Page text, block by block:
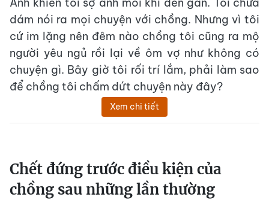
dám nói ra mọi chuyện với chồng. Nhưng vì tôi
cứ im lặng nên đêm nào chồng tôi cũng ra mộ
người yêu ngủ rồi lại về ôm vợ như không có
chuyện gì. Bây giờ tôi rối trí lắm, phải làm sao
để chồng tôi chấm dứt chuyện này đây?
Xem chi tiết
Chết đứng trước điều kiện của
chồng sau những lần thường